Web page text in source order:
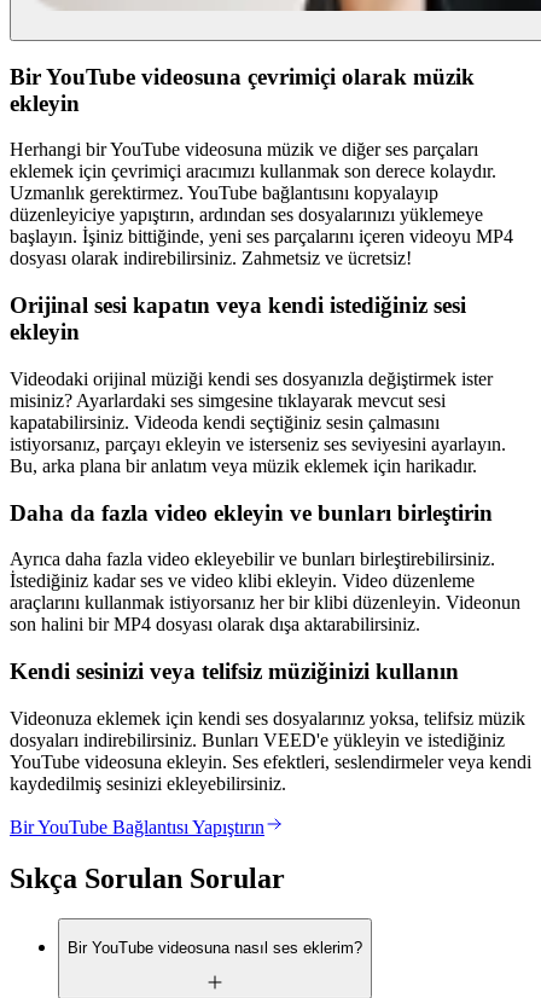
Bir YouTube videosuna çevrimiçi olarak müzik
ekleyin
Herhangi bir YouTube videosuna müzik ve diğer ses parçaları
eklemek için çevrimiçi aracımızı kullanmak son derece kolaydır.
Uzmanlık gerektirmez. YouTube bağlantısını kopyalayıp
düzenleyiciye yapıştırın, ardından ses dosyalarınızı yüklemeye
başlayın. İşiniz bittiğinde, yeni ses parçalarını içeren videoyu MP4
dosyası olarak indirebilirsiniz. Zahmetsiz ve ücretsiz!
Orijinal sesi kapatın veya kendi istediğiniz sesi
ekleyin
Videodaki orijinal müziği kendi ses dosyanızla değiştirmek ister
misiniz? Ayarlardaki ses simgesine tıklayarak mevcut sesi
kapatabilirsiniz. Videoda kendi seçtiğiniz sesin çalmasını
istiyorsanız, parçayı ekleyin ve isterseniz ses seviyesini ayarlayın.
Bu, arka plana bir anlatım veya müzik eklemek için harikadır.
Daha da fazla video ekleyin ve bunları birleştirin
Ayrıca daha fazla video ekleyebilir ve bunları birleştirebilirsiniz.
İstediğiniz kadar ses ve video klibi ekleyin. Video düzenleme
araçlarını kullanmak istiyorsanız her bir klibi düzenleyin. Videonun
son halini bir MP4 dosyası olarak dışa aktarabilirsiniz.
Kendi sesinizi veya telifsiz müziğinizi kullanın
Videonuza eklemek için kendi ses dosyalarınız yoksa, telifsiz müzik
dosyaları indirebilirsiniz. Bunları VEED'e yükleyin ve istediğiniz
YouTube videosuna ekleyin. Ses efektleri, seslendirmeler veya kendi
kaydedilmiş sesinizi ekleyebilirsiniz.
Bir YouTube Bağlantısı Yapıştırın
Sıkça Sorulan Sorular
Bir YouTube videosuna nasıl ses eklerim?